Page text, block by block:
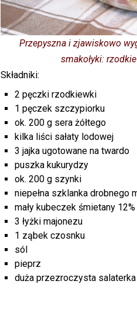
Przepyszna i zjawiskowo
smakołyki:
Składniki:
2 pęczki rzodkiewki
1 pęczek szczypiorku
ok. 200 g sera żółtego
kilka liści sałaty lodowej
3 jajka ugotowane na twardo
puszka kukurydzy
ok. 200 g szynki
niepełna szklanka drobnego
mały kubeczek śmietany 12%
3 łyżki majonezu
1 ząbek czosnku
sól
pieprz
duża przezroczysta salaterka